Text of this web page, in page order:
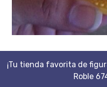
¡Tu tienda favorita de
Roble